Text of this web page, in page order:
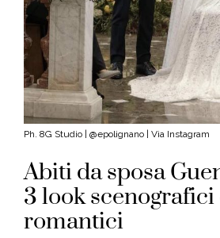
Ph. 8G Studio | @epolignano | Via Instagram
Abiti da sposa
3 look scenografici
romantici